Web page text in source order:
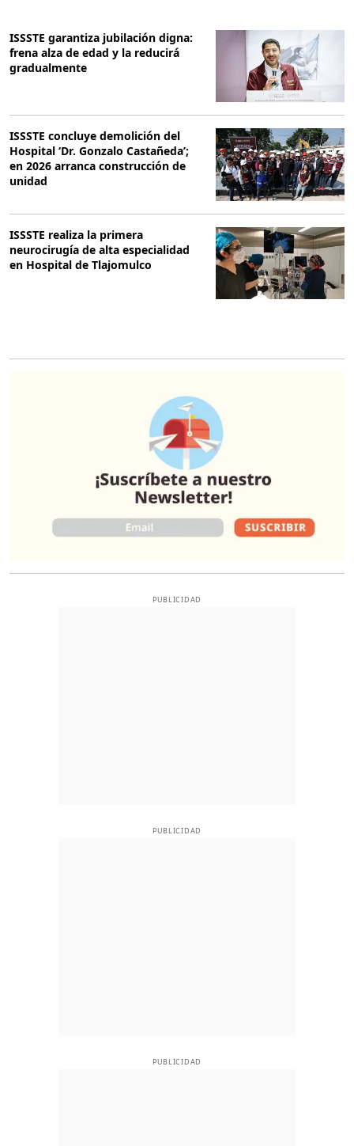
ISSSTE garantiza jubilación digna:
frena alza de edad y la reducirá
gradualmente
ISSSTE concluye demolición del
Hospital ‘Dr. Gonzalo Castañeda’;
en 2026 arranca construcción de
unidad
ISSSTE realiza la primera
neurocirugía de alta especialidad
en Hospital de Tlajomulco
PUBLICIDAD
PUBLICIDAD
PUBLICIDAD